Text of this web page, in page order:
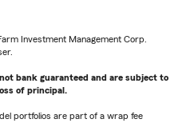
Investment Management Corp.
bank guaranteed and are subject to
of principal.
portfolios are part of a wrap fee